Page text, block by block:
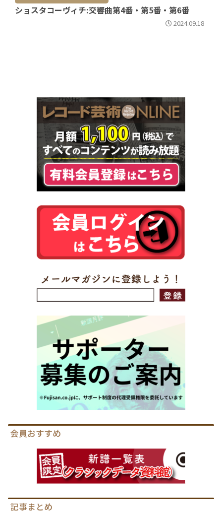
ショスタコーヴィチ:交響曲第4番・第5番・第6番
2024.09.18
会員おすすめ
記事まとめ